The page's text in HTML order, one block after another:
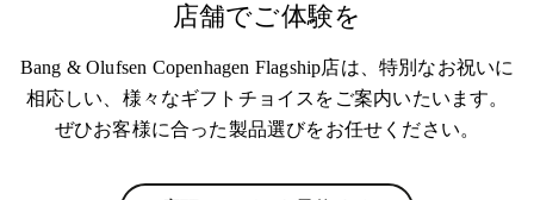
店舗でご体験を
Bang & Olufsen Copenhagen Flagship店は、特別なお祝いに
相応しい、様々なギフトチョイスをご案内いたいます。
ぜひお客様に合った製品選びをお任せください。